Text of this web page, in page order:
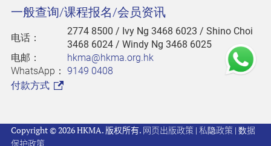
一般查询/课程报名/会员资讯
电话：
2774 8500 / Ivy Ng 3468 6023 / Shino Choi
3468 6024 / Windy Ng 3468 6025
电邮：
hkma@hkma.org.hk
WhatsApp： 9149 0408
付款方式
Copyright © 2026 HKMA. 版权所有. 网页出版政策 | 私隐政策 | 数据
保护政策